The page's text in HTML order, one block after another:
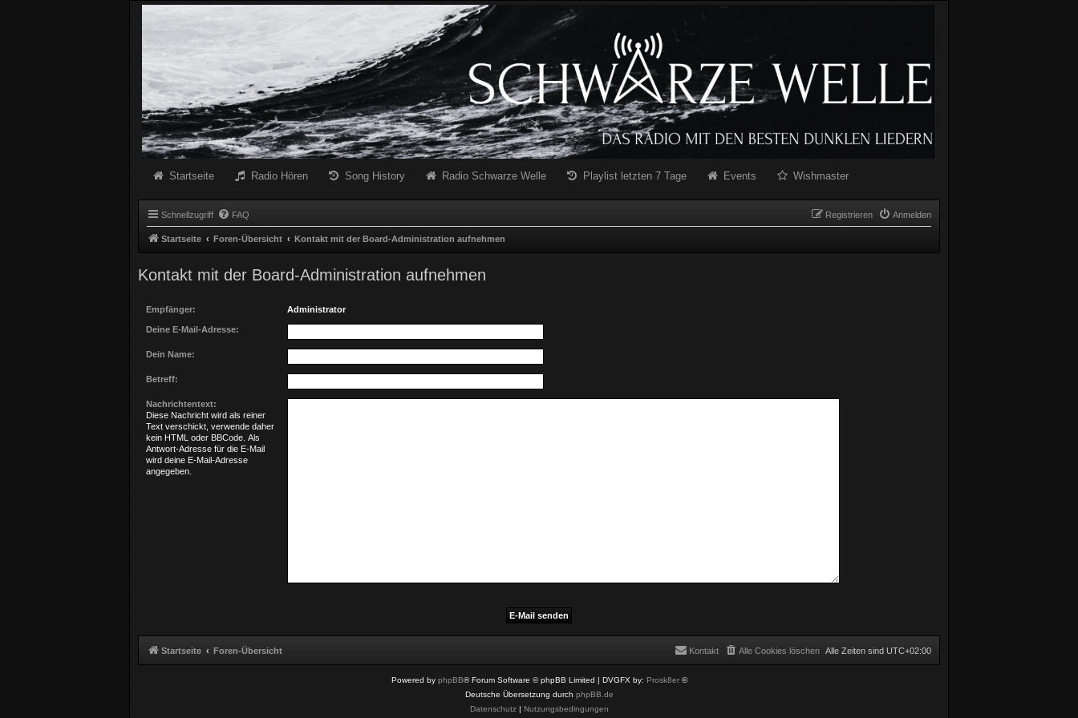
Radio Schwarze Welle Forum
Startseite Radio Hören Song History Radio Schwarze Welle Playlist letzten 7 Tage Events Wishmaster
Schnellzugriff FAQ Anmelden
Registrieren
Startseite Foren-Übersicht Kontakt mit der Board-Administration aufnehmen
Kontakt mit der Board-Administration aufnehmen
Empfänger: Administrator
Deine E-Mail-Adresse:
Dein Name:
Betreff:
Nachrichtentext:
Diese Nachricht wird als reiner
Text verschickt, verwende daher
kein HTML oder BBCode. Als
Antwort-Adresse für die E-Mail
wird deine E-Mail-Adresse
angegeben.
Startseite Foren-Übersicht Alle Zeiten sind UTC+02:00
Alle Cookies löschen
Kontakt
Powered by phpBB® Forum Software © phpBB Limited | DVGFX by: Prosk8er©
Deutsche Übersetzung durch phpBB.de
Datenschutz| Nutzungsbedingungen